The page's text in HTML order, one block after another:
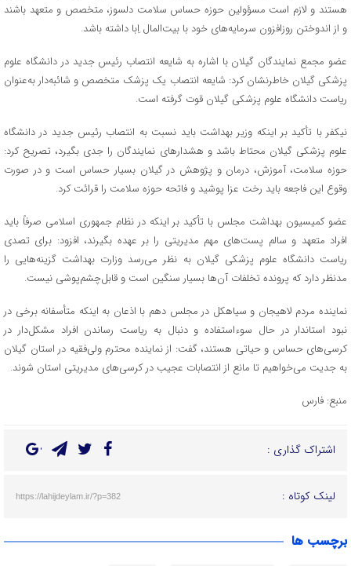
هستند و لازم است مسؤولین حوزه حساس سلامت دلسوز، متخصص و متعهد باشند
و از اندوختن روزافزون سرمایه‌های خود با بیت‌المال اِبا داشته باشد.
عضو مجمع نمایندگان گیلان با اشاره به شایعه انتصاب رئیس جدید در دانشگاه علوم
پزشکی گیلان خاطرنشان کرد: شایعه انتصاب یک پزشک متخصص و شائبه‌دار به‌عنوان
ریاست دانشگاه علوم پزشکی گیلان قوت گرفته است.
نیکفر با تأکید بر اینکه وزیر بهداشت باید نسبت به انتصاب رئیس جدید در دانشگاه
علوم پزشکی گیلان محتاط باشد و هشدارهای نمایندگان را جدی بگیرد، تصریح کرد:
حوزه سلامت، آموزش، درمان و پژوهش در گیلان بسیار حساس است و در صورت
وقوع این فاجعه باید رخت عزا پوشید و فاتحه حوزه سلامت را قرائت کرد.
عضو کمیسیون بهداشت مجلس با تأکید بر اینکه در نظام جمهوری اسلامی صرفاً باید
افراد متعهد و سالم پست‌های مهم مدیریتی را بر عهده بگیرند، افزود: برای تصدی
ریاست دانشگاه علوم پزشکی گیلان به نظر می‌رسد وزارت بهداشت گزینه‌هایی را
مدنظر دارد که پرونده تخلفات آن‌ها بسیار سنگین است و قابل‌چشم‌پوشی نیست.
نماینده مردم لاهیجان و سیاهکل در مجلس دهم با اذعان به اینکه متأسفانه برخی در
نبود استاندار در حال سوءاستفاده و دنبال به ریاست رساندن افراد مشکل‌دار در
کرسی‌های حساس و حیاتی هستند، گفت: از‌ نماینده محترم ولی‌فقیه در استان گیلان
به جدیت می‌خواهیم تا مانع از انتصابات عجیب در کرسی‌های مدیریتی استان شوند.
منبع: فارس
اشتراک گذاری :
لینک کوتاه : https://lahijdeylam.ir/?p=382
برچسب ها